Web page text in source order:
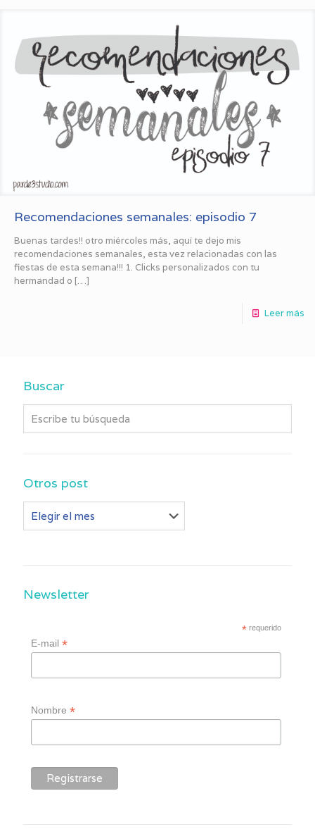
Recomendaciones semanales: episodio 7
Buenas tardes!! otro miércoles más, aquí te dejo mis
recomendaciones semanales, esta vez relacionadas con las
fiestas de esta semana!!! 1. Clicks personalizados con tu
hermandad o […]
Leer más
Buscar
Otros post
post
Newsletter
* requerido
E-mail*
Nombre*